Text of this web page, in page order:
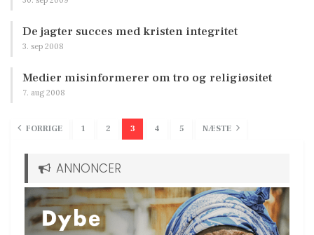
De jagter succes med kristen integritet
3. sep 2008
Medier misinformerer om tro og religiøsitet
7. aug 2008
FORRIGE 1 2 3 4 5 NÆSTE
ANNONCER